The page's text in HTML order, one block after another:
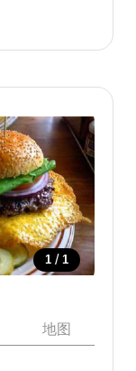
1 / 1
地图